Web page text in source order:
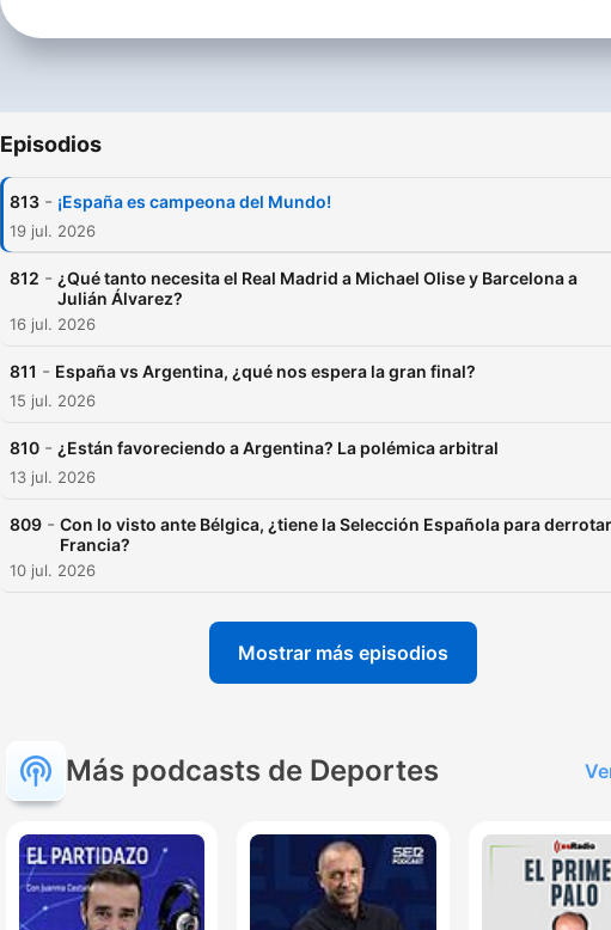
Episodios
813 - ¡España es campeona del Mundo!
19 jul. 2026
812 - ¿Qué tanto necesita el Real Madrid a Michael Olise y Barcelona a
Julián Álvarez?
16 jul. 2026
811 - España vs Argentina, ¿qué nos espera la gran final?
15 jul. 2026
810 - ¿Están favoreciendo a Argentina? La polémica arbitral
13 jul. 2026
809 - Con lo visto ante Bélgica, ¿tiene la Selección Española para
Francia?
10 jul. 2026
Mostrar más episodios
Más podcasts de Deportes